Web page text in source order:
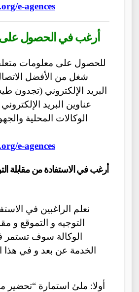
e-agences
أرغب في الحصول
للحصول على معلومات
شغل من الأفضل الاتصال
البريد الإلكتروني (تجدون
عناوين البريد
الوكالات المحلية
e-agences
أرغب في الاستفادة من مقابلة
نعلم الراغبين في
التوجيه و التموقع و
الوكالة سوف تستمر
الخدمة عن بعد و في هذا
أولا: ملئ استمارة “تحضير